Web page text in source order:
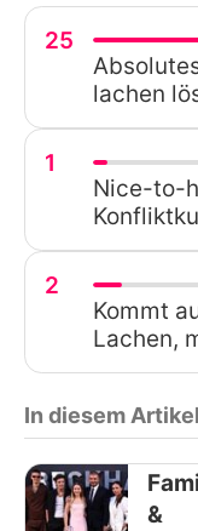
25
lachen
1
Nice-to-
2
Kommt
Lachen,
In diesem Artikel
&